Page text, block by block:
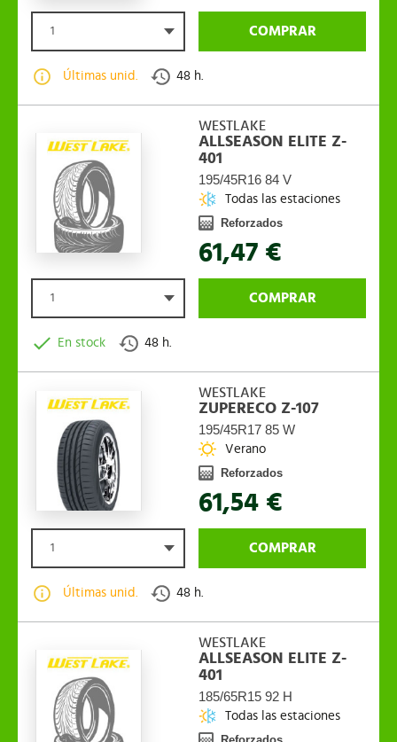
1 COMPRAR
Últimas unid. 48 h.
WESTLAKE
ALLSEASON ELITE Z-
401
195/45R16 84 V
Todas las estaciones
Reforzados
61,47 €
1 COMPRAR
En stock 48 h.
WESTLAKE
ZUPERECO Z-107
195/45R17 85 W
Verano
Reforzados
61,54 €
1 COMPRAR
Últimas unid. 48 h.
WESTLAKE
ALLSEASON ELITE Z-
401
185/65R15 92 H
Todas las estaciones